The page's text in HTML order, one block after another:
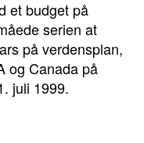
et budget på
serien at
på verdensplan,
og Canada på
juli 1999.